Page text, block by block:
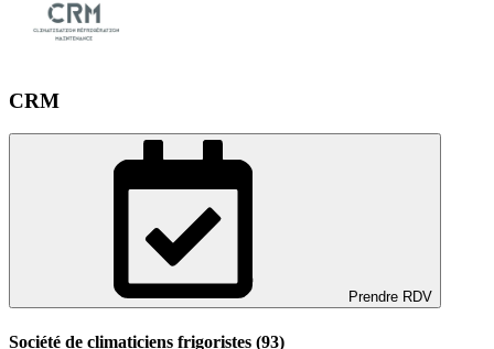
CRM
Prendre RDV
Société de climaticiens frigoristes (93)